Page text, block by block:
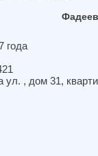
года
ул. , дом 31,